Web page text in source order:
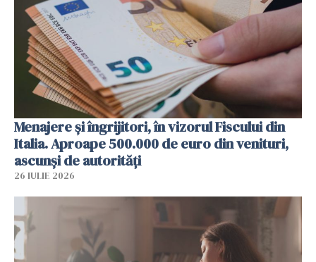
Menajere și îngrijitori, în vizorul Fiscului din
Italia. Aproape 500.000 de euro din venituri,
ascunși de autorități
26 IULIE 2026